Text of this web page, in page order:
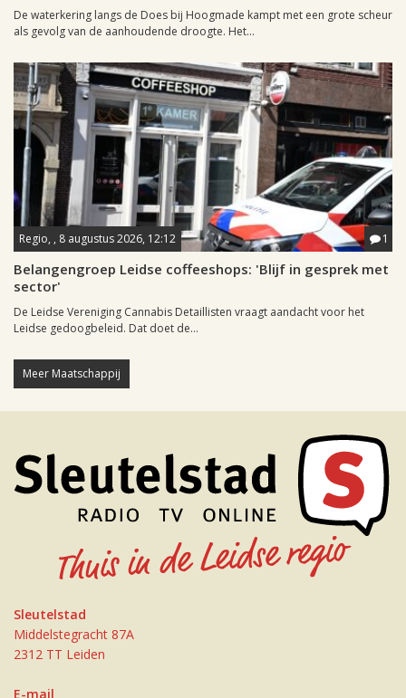
De waterkering langs de Does bij Hoogmade kampt met een grote scheur
als gevolg van de aanhoudende droogte. Het...
Regio, , 8 augustus 2026, 12:12 1
Belangengroep Leidse coffeeshops: 'Blijf in gesprek met
sector'
De Leidse Vereniging Cannabis Detaillisten vraagt aandacht voor het
Leidse gedoogbeleid. Dat doet de...
Meer Maatschappij
Sleutelstad
Middelstegracht 87A
2312 TT Leiden
E-mail